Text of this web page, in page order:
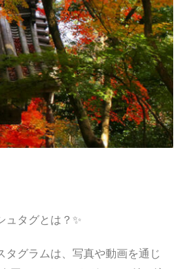
ュタグとは？✨
グラムは、写真や動画を通じ